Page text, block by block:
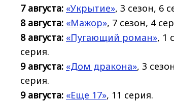
7 августа: «Укрытие», 3 сезон, 6
8 августа: «Мажор», 7 сезон, 4
8 августа: «Пугающий роман», 1
серия.
9 августа: «Дом дракона», 3
серия.
9 августа: «Еще 17», 11 серия.